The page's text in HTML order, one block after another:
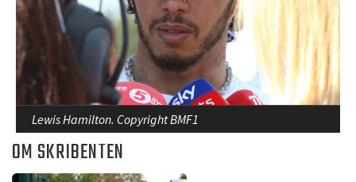
Lewis Hamilton. Copyright BMF1
OM SKRIBENTEN